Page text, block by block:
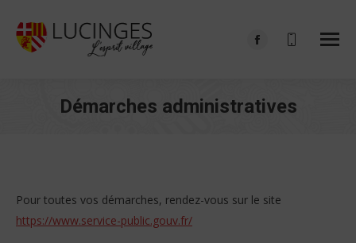
Facebook
in
Démarches administratives
Pour toutes vos démarches, rendez-vous sur le site
https://www.service-public.gouv.fr/